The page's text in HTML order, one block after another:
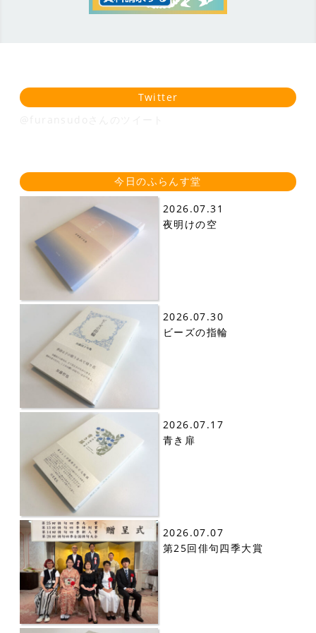
Twitter
今日のふらんす堂
2026.07.31
夜明けの空
2026.07.30
ビーズの指輪
2026.07.17
青き扉
2026.07.07
第25回俳句四季大賞